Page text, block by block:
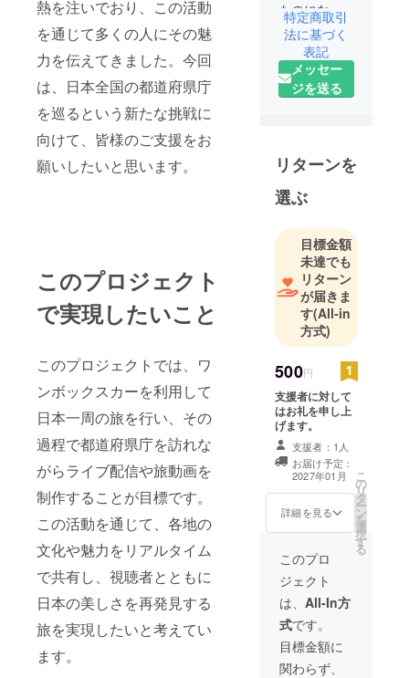
熱を注いでおり、この活動
を通じて多くの人にその魅
力を伝えてきました。今回
は、日本全国の都道府県庁
を巡るという新たな挑戦に
向けて、皆様のご支援をお
願いしたいと思います。
このプロジェクト
で実現したいこと
このプロジェクトでは、ワ
ンボックスカーを利用して
日本一周の旅を行い、その
過程で都道府県庁を訪れな
がらライブ配信や旅動画を
制作することが目標です。
この活動を通じて、各地の
文化や魅力をリアルタイム
で共有し、視聴者とともに
日本の美しさを再発見する
旅を実現したいと考えてい
ます。
ものになる
でしょう。
特定商取引
法に基づく
表記
メッセー
ジを送る
リターンを
選ぶ
目標金額
未達でも
リターン
が届きま
す(All-in
方式)
500円
支援者に対して
はお礼を申し上
げます。
支援者：1人
お届け予定：
2027年01月
詳細を見る
こ
の
リ
タ
ー
ン
を
選
択
す
る
このプロ
ジェクト
は、 All-In方
式です。
目標金額に
関わらず、